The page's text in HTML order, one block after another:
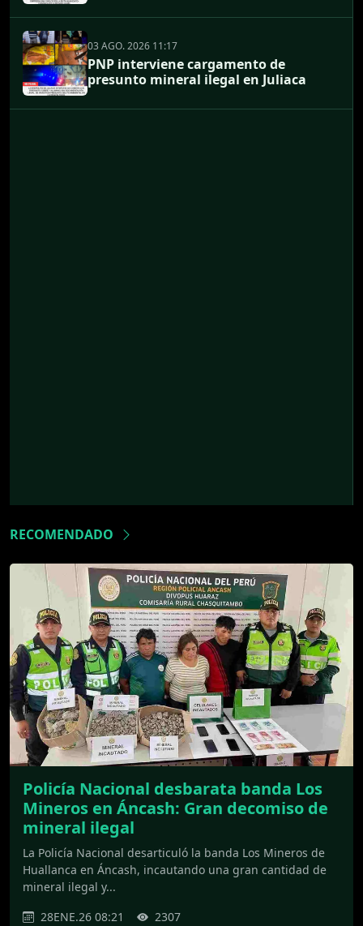
03 AGO. 2026 11:17
PNP interviene cargamento de
presunto mineral ilegal en Juliaca
RECOMENDADO
Policía Nacional desbarata banda Los
Mineros en Áncash: Gran decomiso de
mineral ilegal
La Policía Nacional desarticuló la banda Los Mineros de
Huallanca en Áncash, incautando una gran cantidad de
mineral ilegal y...
28ENE.26 08:21
2307